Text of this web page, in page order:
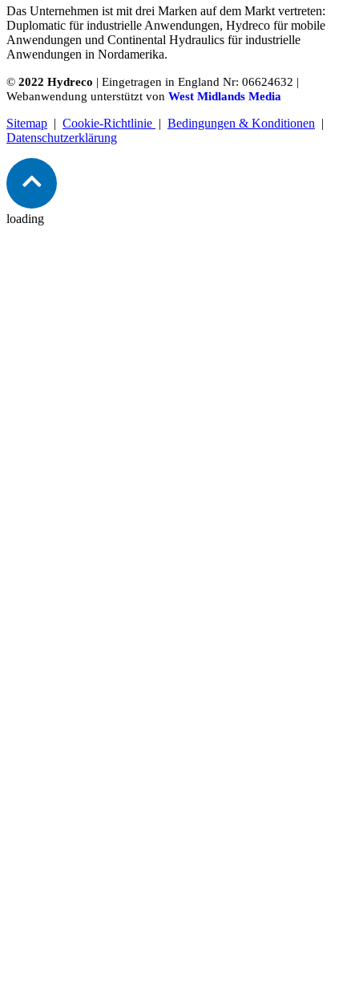
Das Unternehmen ist mit drei Marken auf dem Markt vertreten:
Duplomatic für industrielle Anwendungen, Hydreco für mobile
Anwendungen und Continental Hydraulics für industrielle
Anwendungen in Nordamerika.
© 2022 Hydreco | Eingetragen in England Nr: 06624632 |
Webanwendung unterstützt von West Midlands Media
Sitemap | Cookie-Richtlinie | Bedingungen & Konditionen |
Datenschutzerklärung
loading